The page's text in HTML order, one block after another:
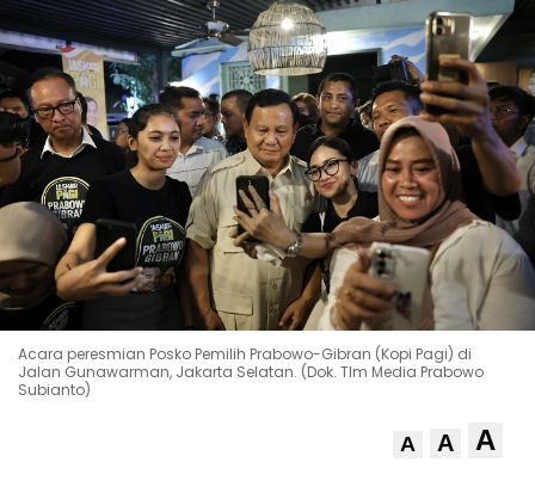
Acara peresmian Posko Pemilih Prabowo-Gibran (Kopi Pagi) di
Jalan Gunawarman, Jakarta Selatan. (Dok. TIm Media Prabowo
Subianto)
A A A